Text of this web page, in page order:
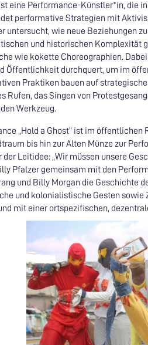
eine Performance-Künstler*in, die
performative Strategien mit
untersucht, wie neue Beziehungen
und historischen Komplexität
wie kokette Choreographien.
Öffentlichkeit durchquert, um im
Praktiken bauen auf
Rufen, das Singen von
Werkzeug.
„Hold a Ghost“ ist im
bis hin zur Alten Münze zur
der Leitidee: „Wir müssen unsere
Pfalzer gemeinsam mit den
und Billy Morgan die Geschichte
und kolonialistische Gesten sowie
mit einer ortspezifischen,